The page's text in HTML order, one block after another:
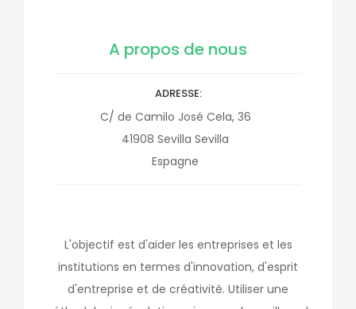
A propos de nous
ADRESSE
C/ de Camilo José Cela, 36
41908 Sevilla Sevilla
Espagne
L'objectif est d'aider les entreprises et les
institutions en termes d'innovation, d'esprit
d'entreprise et de créativité. Utiliser une